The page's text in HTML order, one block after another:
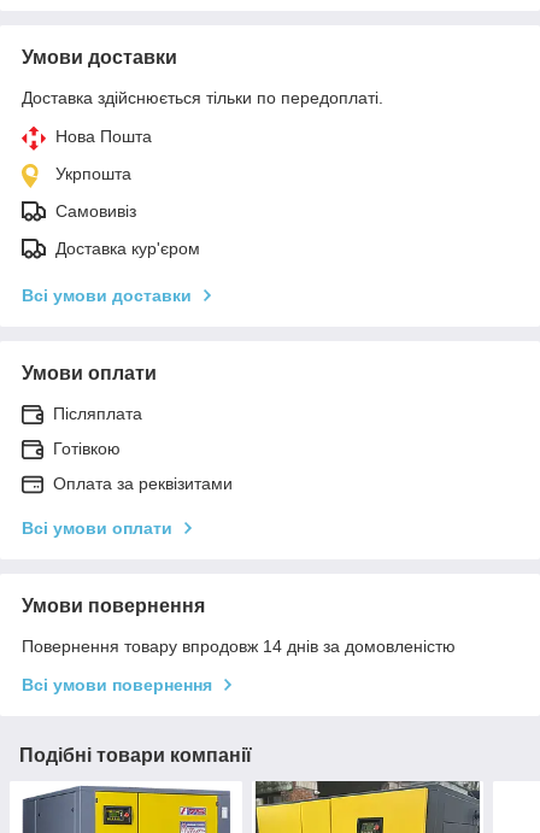
Умови доставки
Доставка здійснюється тільки по передоплаті.
Нова Пошта
Укрпошта
Самовивіз
Доставка кур'єром
Всі умови доставки
Умови оплати
Післяплата
Готівкою
Оплата за реквізитами
Всі умови оплати
Умови повернення
Повернення товару впродовж 14 днів за домовленістю
Всі умови повернення
Подібні товари компанії